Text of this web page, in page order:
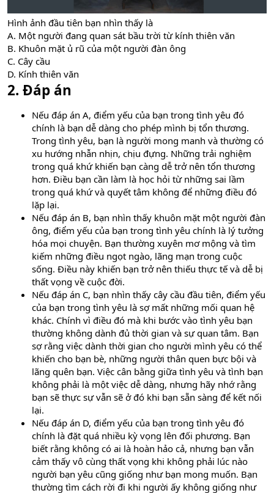
Hình ảnh đầu tiên bạn nhìn thấy là
A. Một người đang quan sát bầu trời từ kính thiên văn
B. Khuôn mặt ủ rũ của một người đàn ông
C. Cây cầu
D. Kính thiên văn
2. Đáp án
Nếu đáp án A, điểm yếu của bạn trong tình yêu đó
chính là bạn dễ dàng cho phép mình bị tổn thương.
Trong tình yêu, bạn là người mong manh và thường có
xu hướng nhẫn nhịn, chịu đựng. Những trải nghiệm
trong quá khứ khiến bạn càng dễ trở nên tổn thương
hơn. Điều bạn cần làm là học hỏi từ những sai lầm
trong quá khứ và quyết tâm không để những điều đó
lặp lại.
Nếu đáp án B, bạn nhìn thấy khuôn mặt một người đàn
ông, điểm yếu của bạn trong tình yêu chính là lý tưởng
hóa mọi chuyện. Bạn thường xuyên mơ mộng và tìm
kiếm những điều ngọt ngào, lãng mạn trong cuộc
sống. Điều này khiến bạn trở nên thiếu thực tế và dễ bị
thất vọng về cuộc đời.
Nếu đáp án C, bạn nhìn thấy cây cầu đầu tiên, điểm yếu
của bạn trong tình yêu là sợ mất những mối quan hệ
khác. Chính vì điều đó mà khi bước vào tình yêu bạn
thường không dành đủ thời gian và sự quan tâm. Bạn
sợ rằng việc dành thời gian cho người mình yêu có thể
khiến cho bạn bè, những người thân quen bực bội và
lãng quên bạn. Việc cân bằng giữa tình yêu và tình bạn
không phải là một việc dễ dàng, nhưng hãy nhớ rằng
bạn sẽ thực sự vẫn sẽ ở đó khi bạn sẵn sàng để kết nối
lại.
Nếu đáp án D, điểm yếu của bạn trong tình yêu đó
chính là đặt quá nhiều kỳ vọng lên đối phương. Bạn
biết rằng không có ai là hoàn hảo cả, nhưng bạn vẫn
cảm thấy vô cùng thất vọng khi không phải lúc nào
người bạn yêu cũng giống như bạn mong muốn. Bạn
thường tìm cách rời đi khi người ấy không giống như